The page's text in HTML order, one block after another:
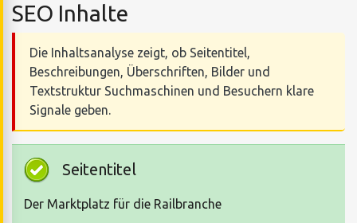
SEO Inhalte
Die Inhaltsanalyse zeigt, ob Seitentitel,
Beschreibungen, Überschriften, Bilder und
Textstruktur Suchmaschinen und Besuchern klare
Signale geben.
Seitentitel
Der Marktplatz für die Railbranche